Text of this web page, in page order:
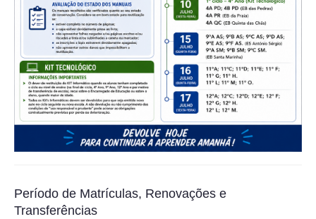
Período de Matrículas, Renovações e
Transferências